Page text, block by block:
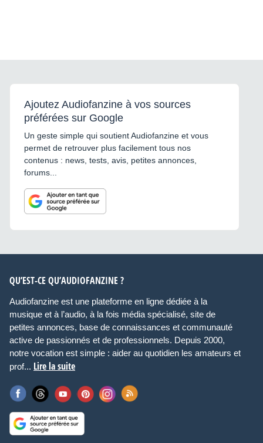
Ajoutez Audiofanzine à vos sources
préférées sur Google
Un geste simple qui soutient Audiofanzine et vous
permet de retrouver plus facilement tous nos
contenus : news, tests, avis, petites annonces,
forums...
QU’EST-CE QU’AUDIOFANZINE ?
Audiofanzine est une plateforme en ligne dédiée à la
musique et à l’audio, à la fois média spécialisé, site de
petites annonces, base de connaissances et communauté
active de passionnés et de professionnels. Depuis 2000,
notre vocation est simple : aider au quotidien les amateurs et
prof... Lire la suite